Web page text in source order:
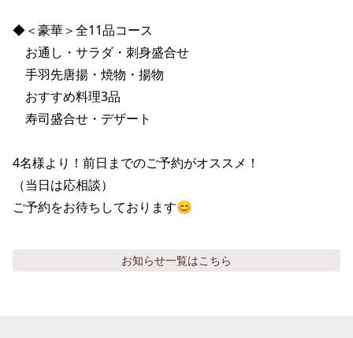
株主通信
株主総会関連資料
その他IR資料
適時開示資料
電子公告
FAQ
◆＜豪華＞全11品コース
お通し・サラダ・刺身盛合せ
手羽先唐揚・焼物・揚物
おすすめ料理3品
寿司盛合せ・デザート
4名様より！前日までのご予約がオススメ！
（当日は応相談）
ご予約をお待ちしております😊
お知らせ一覧はこちら